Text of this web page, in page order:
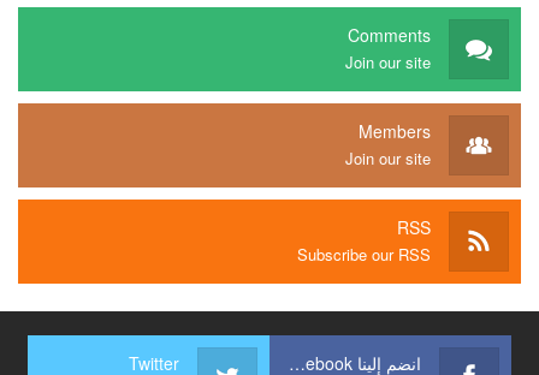
Comments
Join our site
Members
Join our site
RSS
Subscribe our RSS
انضم إلينا Facebook Twitter